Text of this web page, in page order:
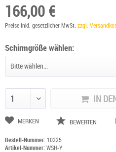
166,00 €
Preise inkl. gesetzlicher MwSt. zzgl.
Schirmgröße wählen:
IN
MERKEN BEWERTEN
Bestell-Nummer:10225
Artikel-Nummer:WSH-Y